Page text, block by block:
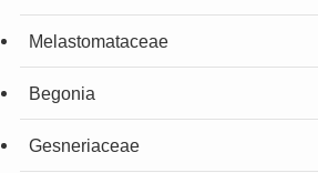
Melastomataceae
Begonia
Gesneriaceae